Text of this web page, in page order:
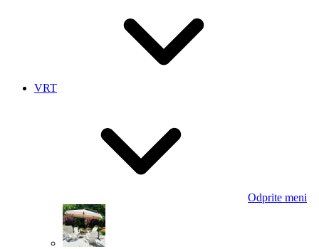
VRT
Odprite meni